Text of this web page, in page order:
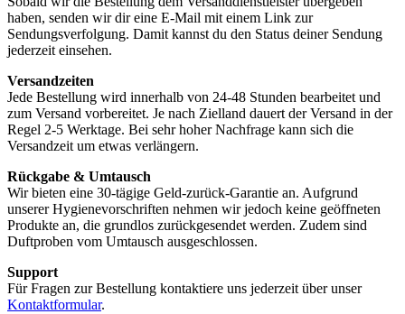
haben, senden wir dir eine E-Mail mit einem Link zur
Sendungsverfolgung. Damit kannst du den Status deiner Sendung
jederzeit einsehen.
Versandzeiten
Jede Bestellung wird innerhalb von 24-48 Stunden bearbeitet und
zum Versand vorbereitet. Je nach Zielland dauert der Versand in der
Regel 2-5 Werktage. Bei sehr hoher Nachfrage kann sich die
Versandzeit um etwas verlängern.
Rückgabe & Umtausch
Wir bieten eine 30-tägige Geld-zurück-Garantie an. Aufgrund
unserer Hygienevorschriften nehmen wir jedoch keine geöffneten
Produkte an, die grundlos zurückgesendet werden. Zudem sind
Duftproben vom Umtausch ausgeschlossen.
Support
Für Fragen zur Bestellung kontaktiere uns jederzeit über unser
Kontaktformular.